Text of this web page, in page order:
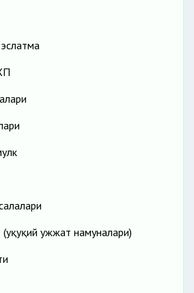
ҳужжат намуналари)